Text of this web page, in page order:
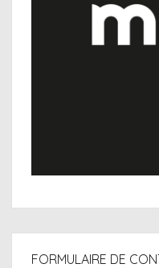
FORMULAIRE DE